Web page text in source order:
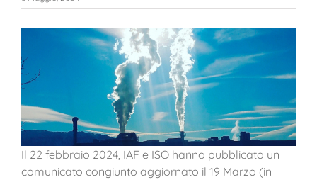
Il 22 febbraio 2024, IAF e ISO hanno pubblicato un
comunicato congiunto aggiornato il 19 Marzo (in